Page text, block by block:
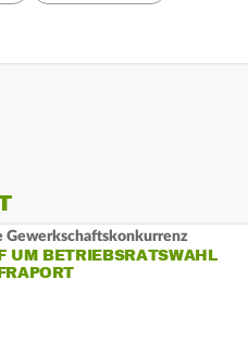
Gewerkschaftskonkurrenz
UM BETRIEBSRATSWAHL